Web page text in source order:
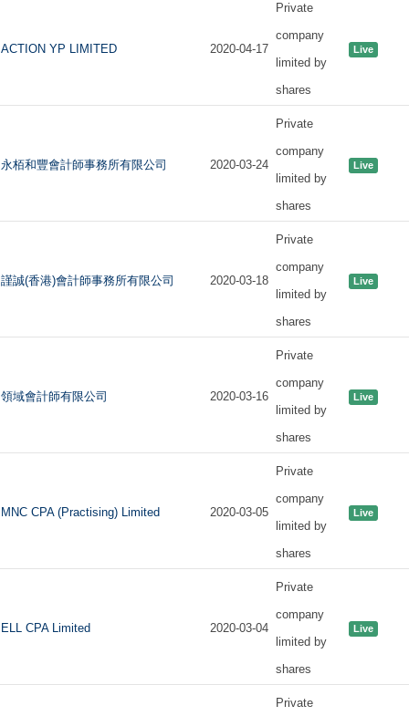
ACTION YP LIMITED 2020-04-17
Private
company
limited by
shares
Live
永栢和豐會計師事務所有限公司 2020-03-24
Private
company
limited by
shares
Live
謹誠(香港)會計師事務所有限公司 2020-03-18
Private
company
limited by
shares
Live
領域會計師有限公司 2020-03-16
Private
company
limited by
shares
Live
MNC CPA (Practising) Limited 2020-03-05
Private
company
limited by
shares
Live
ELL CPA Limited 2020-03-04
Private
company
limited by
shares
Live
Private